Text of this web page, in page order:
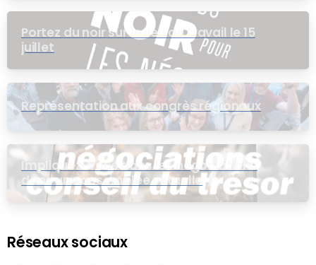
Portez du noir sur le lieu de travail le 15
juillet
Représentation aux congrès régionaux
Impliquez-vous dans les négociations
dans une assemblée virtuelle
Réseaux sociaux